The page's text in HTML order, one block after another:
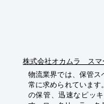
株式会社オカムラ スマ
物流業界では、保管
常に求められています
の保管、迅速なピッ